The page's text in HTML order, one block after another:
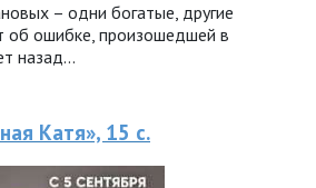
– одни богатые, другие
об ошибке, произошедшей в
назад...
Катя», 15 с.